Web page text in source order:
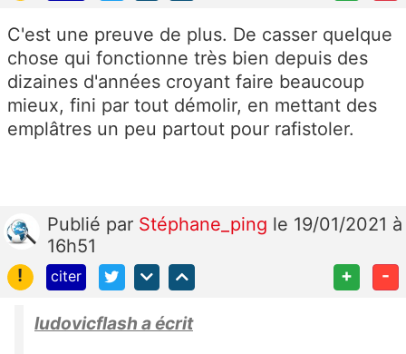
C'est une preuve de plus. De casser quelque
chose qui fonctionne très bien depuis des
dizaines d'années croyant faire beaucoup
mieux, fini par tout démolir, en mettant des
emplâtres un peu partout pour rafistoler.
Publié par Stéphane_ping le 19/01/2021 à
16h51
!
citer + -
ludovicflash a écrit